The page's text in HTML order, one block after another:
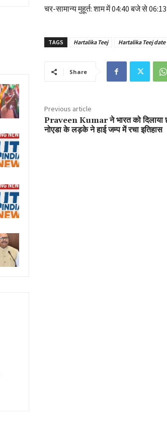
चर-सामान्य मुहूर्त: शाम में 04:40 बजे से
TAGS Hartalika Teej Hartalika Teej date
Share
Previous article
Praveen Kumar ने भारत को दिलाया
नोएडा के लड़के ने हाई जम्प में रचा इतिहास